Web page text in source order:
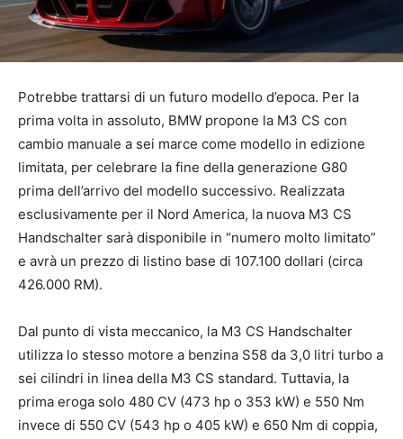
Potrebbe trattarsi di un futuro modello d’epoca. Per la
prima volta in assoluto, BMW propone la M3 CS con
cambio manuale a sei marce come modello in edizione
limitata, per celebrare la fine della generazione G80
prima dell’arrivo del modello successivo. Realizzata
esclusivamente per il Nord America, la nuova M3 CS
Handschalter sarà disponibile in “numero molto limitato”
e avrà un prezzo di listino base di 107.100 dollari (circa
426.000 RM).
Dal punto di vista meccanico, la M3 CS Handschalter
utilizza lo stesso motore a benzina S58 da 3,0 litri turbo a
sei cilindri in linea della M3 CS standard. Tuttavia, la
prima eroga solo 480 CV (473 hp o 353 kW) e 550 Nm
invece di 550 CV (543 hp o 405 kW) e 650 Nm di coppia,